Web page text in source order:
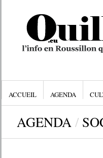
ACCUEIL AGENDA
AGENDA /